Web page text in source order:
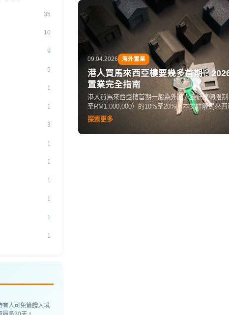
35
10
9
5
1
1
3
1
1
1
1
1
1
有人可免簽證入境
09.04.2026 海外置業
港人買馬來西亞樓要幾多首期？
置業完全指南
港人買馬來西亞樓首期一般為外國人最低樓價限
至RM1,000,000）的10%至20%。本文詳解馬來西
首期要求、按揭成數、印花稅、代理費及實際置業
算真實置業成本。
探索更多